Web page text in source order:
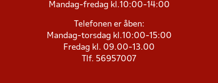
Mandag-fredag kl.10:00-14:00
Telefonen er åben:
Mandag-torsdag kl.10:00-15:00
Fredag kl. 09.00-13.00
Tlf. 56957007